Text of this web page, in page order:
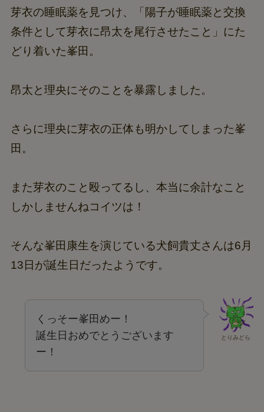
芽衣の睡眠薬を見つけ、「陽子が睡眠薬と交換
条件として芽衣に昂太を尾行させたこと」にた
どり着いた峯田。
昂太と理央にそのことを暴露しました。
さらに理央に芽衣の正体も明かしてしまった峯
田。
また芽衣のこと殴ってるし、本当に余計なこと
しかしませんねコイツは！
そんな峯田康生を演じている犬飼貴丈さんは6月
13日が誕生日だったようです。
とりみどら
くっそー峯田めー！
誕生日おめでとうございます
ー！